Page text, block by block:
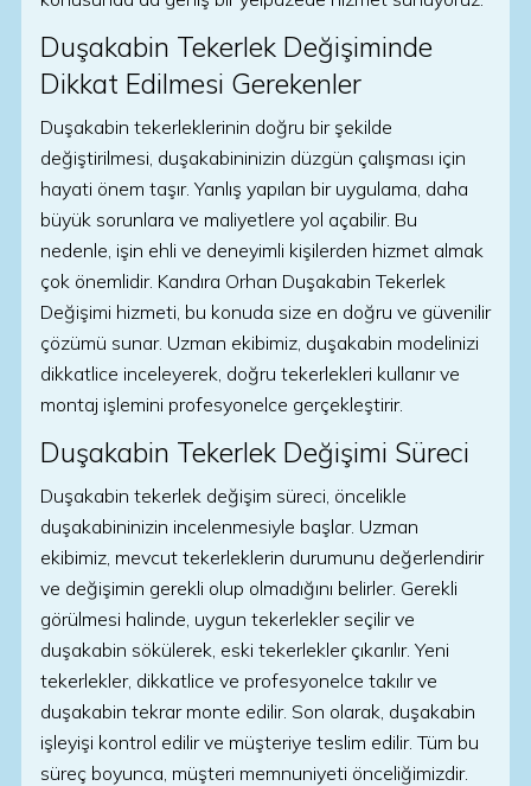
Duşakabin Tekerlek Değişiminde
Dikkat Edilmesi Gerekenler
Duşakabin tekerleklerinin doğru bir şekilde
değiştirilmesi, duşakabininizin düzgün çalışması için
hayati önem taşır. Yanlış yapılan bir uygulama, daha
büyük sorunlara ve maliyetlere yol açabilir. Bu
nedenle, işin ehli ve deneyimli kişilerden hizmet almak
çok önemlidir. Kandıra Orhan Duşakabin Tekerlek
Değişimi hizmeti, bu konuda size en doğru ve güvenilir
çözümü sunar. Uzman ekibimiz, duşakabin modelinizi
dikkatlice inceleyerek, doğru tekerlekleri kullanır ve
montaj işlemini profesyonelce gerçekleştirir.
Duşakabin Tekerlek Değişimi Süreci
Duşakabin tekerlek değişim süreci, öncelikle
duşakabininizin incelenmesiyle başlar. Uzman
ekibimiz, mevcut tekerleklerin durumunu değerlendirir
ve değişimin gerekli olup olmadığını belirler. Gerekli
görülmesi halinde, uygun tekerlekler seçilir ve
duşakabin sökülerek, eski tekerlekler çıkarılır. Yeni
tekerlekler, dikkatlice ve profesyonelce takılır ve
duşakabin tekrar monte edilir. Son olarak, duşakabin
işleyişi kontrol edilir ve müşteriye teslim edilir. Tüm bu
süreç boyunca, müşteri memnuniyeti önceliğimizdir.